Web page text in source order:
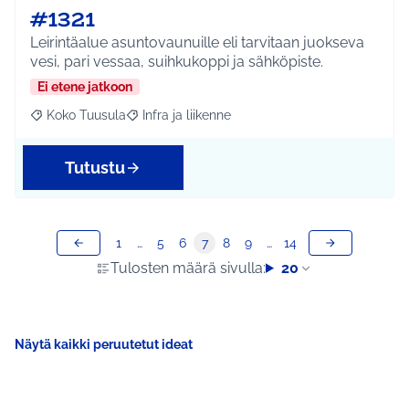
#1321
Leirintäalue asuntovaunuille eli tarvitaan juokseva
vesi, pari vessaa, suihkukoppi ja sähköpiste.
Ei etene jatkoon
Rajaa tulokset aihepiirin mukaan: Koko Tuusula
Koko Tuusula Rajaa tulokset teeman mukaan: Infra ja liikenne
Infra ja liikenne
Tutustu
Tulosten määrä sivulla: 20
1 … 5 6 7 8 9 … 14
Näytä kaikki peruutetut ideat